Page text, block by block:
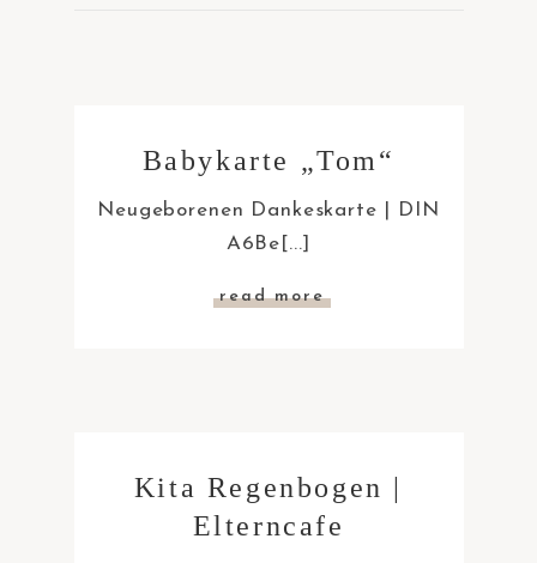
Babykarte „Tom“
Neugeborenen Dankeskarte | DIN
A6Be[...]
read more
Kita Regenbogen |
Elterncafe